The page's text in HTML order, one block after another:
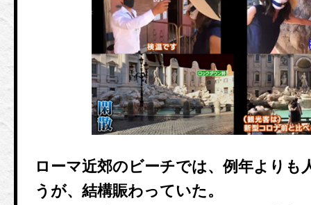
ローマ近郊のビーチでは、例年よりも
うが、結構賑わっていた。